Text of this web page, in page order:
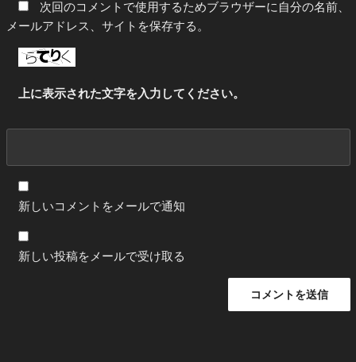
次回のコメントで使用するためブラウザーに自分の名前、
メールアドレス、サイトを保存する。
上に表示された文字を入力してください。
新しいコメントをメールで通知
新しい投稿をメールで受け取る